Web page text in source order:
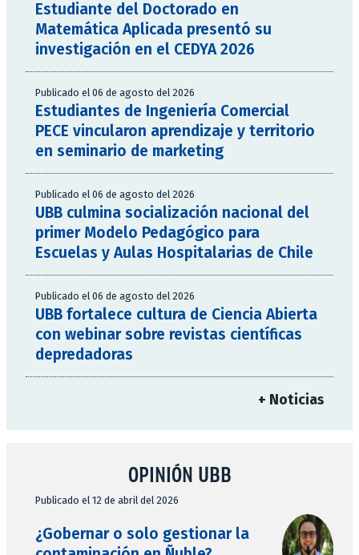
Estudiante del Doctorado en
Matemática Aplicada presentó su
investigación en el CEDYA 2026
Publicado el 06 de agosto del 2026
Estudiantes de Ingeniería Comercial
PECE vincularon aprendizaje y territorio
en seminario de marketing
Publicado el 06 de agosto del 2026
UBB culmina socialización nacional del
primer Modelo Pedagógico para
Escuelas y Aulas Hospitalarias de Chile
Publicado el 06 de agosto del 2026
UBB fortalece cultura de Ciencia Abierta
con webinar sobre revistas científicas
depredadoras
+ Noticias
OPINIÓN UBB
Publicado el 12 de abril del 2026
¿Gobernar o solo gestionar la